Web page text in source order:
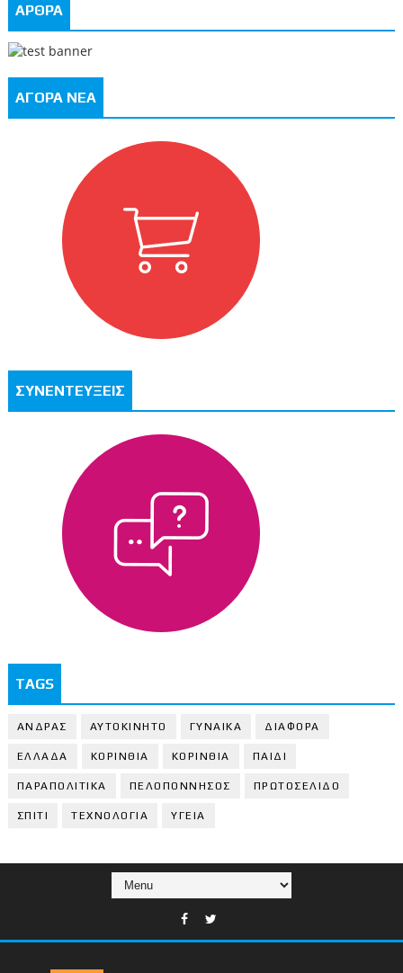
ΑΡΘΡΑ
ΑΓΟΡΑ ΝΕΑ
ΣΥΝΕΝΤΕΥΞΕΙΣ
TAGS
ΑΝΔΡΑΣ ΑΥΤΟΚΙΝΗΤΟ ΓΥΝΑΙΚΑ ΔΙΑΦΟΡΑ
ΕΛΛΑΔΑ ΚΟΡΙΝΘΙΑ ΚΟΡΙΝΘΙA ΠΑΙΔΙ
ΠΑΡΑΠΟΛΙΤΙΚΑ ΠΕΛΟΠΟΝΝΗΣΟΣ ΠΡΩΤΟΣΕΛΙΔΟ
ΣΠΙΤΙ ΤΕΧΝΟΛΟΓΙΑ ΥΓΕΙΑ